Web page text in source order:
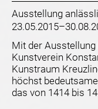
Ausstellung
Mit der
Kunstverein
Kunstraum
höchst
das von 1414 bis